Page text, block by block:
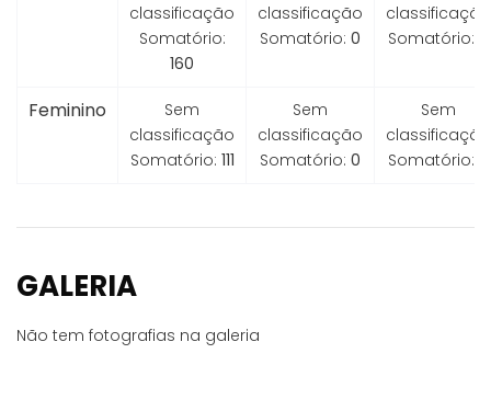
classificação
Somatório:
160
classificação
Somatório: 0
classificação
Somatório:
Feminino
Sem
classificação
Somatório: 111
Sem
classificação
Somatório: 0
Sem
classificação
Somatório:
GALERIA
Não tem fotografias na galeria